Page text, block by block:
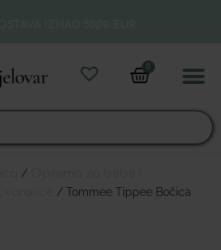
0
/
/ Tommee Tippee Bočica